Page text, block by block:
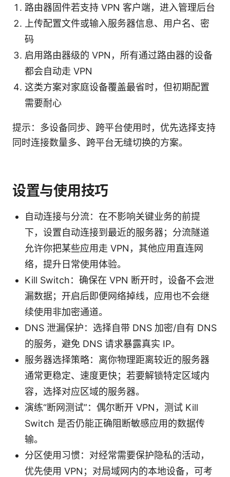
路由器固件若支持 VPN 客户端，进入管理后台
上传配置文件或输入服务器信息、用户名、密
码
启用路由器级的 VPN，所有通过路由器的设备
都会自动走 VPN
这类方案对家庭设备覆盖最省时，但初期配置
需要耐心
提示：多设备同步、跨平台使用时，优先选择支持
同时连接数量多、跨平台无缝切换的方案。
设置与使用技巧
自动连接与分流：在不影响关键业务的前提
下，设置自动连接到最近的服务器；分流隧道
允许你把某些应用走 VPN，其他应用直连网
络，提升日常使用体验。
Kill Switch：确保在 VPN 断开时，设备不会泄
漏数据；开启后即便网络掉线，应用也不会继
续使用非加密通道。
DNS 泄漏保护：选择自带 DNS 加密/自有 DNS
的服务，避免 DNS 请求暴露真实 IP。
服务器选择策略：离你物理距离较近的服务器
通常更稳定、速度更快；若要解锁特定区域内
容，选择对应区域的服务器。
演练“断网测试”：偶尔断开 VPN，测试 Kill
Switch 是否仍能正确阻断敏感应用的数据传
输。
分区使用习惯：对经常需要保护隐私的活动，
优先使用 VPN；对局域网内的本地设备，可考